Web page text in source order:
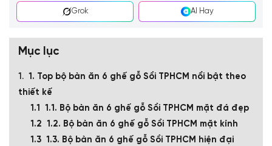
Grok AI Hay
Mục lục
1. Top bộ bàn ăn 6 ghế gỗ Sồi TPHCM nổi bật theo
thiết kế
1.1. Bộ bàn ăn 6 ghế gỗ Sồi TPHCM mặt đá đẹp
1.2. Bộ bàn ăn 6 ghế gỗ Sồi TPHCM mặt kính
1.3. Bộ bàn ăn 6 ghế gỗ Sồi TPHCM hiện đại